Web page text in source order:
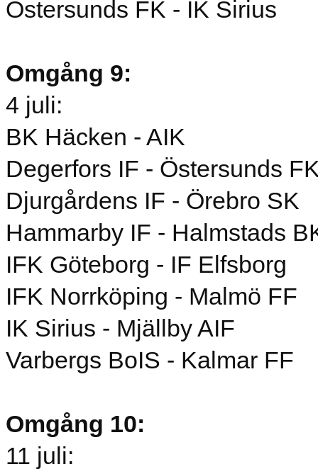
Östersunds FK - IK Sirius
Omgång 9:
4 juli:
BK Häcken - AIK
Degerfors IF - Östersunds
Djurgårdens IF - Örebro SK
Hammarby IF - Halmstads
IFK Göteborg - IF Elfsborg
IFK Norrköping - Malmö FF
IK Sirius - Mjällby AIF
Varbergs BoIS - Kalmar FF
Omgång 10:
11 juli: